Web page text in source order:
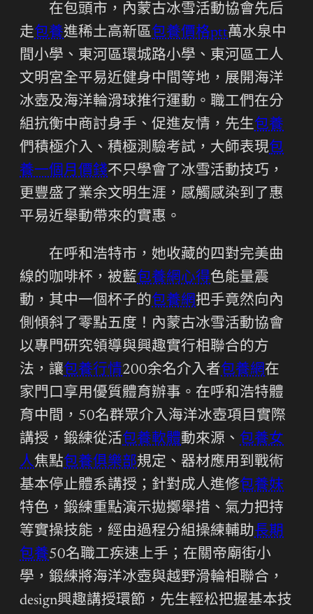
在包頭市，內蒙古冰雪活動協會先后
走包養進稀土高新區包養價格ptt萬水泉中
間小學、東河區環城路小學、東河區工人
文明宮全平易近健身中間等地，展開海洋
冰壺及海洋輪滑球推行運動。職工們在分
組抗衡中商討身手、促進友情，先生包養
們積極介入、積極測驗考試，大師表現包
養一個月價錢不只學會了冰雪活動技巧，
更豐盛了業余文明生涯，感觸感染到了惠
平易近舉動帶來的實惠。
在呼和浩特市，她收藏的四對完美曲
線的咖啡杯，被藍包養網心得色能量震
動，其中一個杯子的包養網把手竟然向內
側傾斜了零點五度！內蒙古冰雪活動協會
以專門研究領導與興趣實行相聯合的方
法，讓包養行情200余名介入者包養網在
家門口享用優質體育辦事。在呼和浩特體
育中間，50名群眾介入海洋冰壺項目實際
講授，鍛練從活包養軟體動來源、 包養女
人焦點包養俱樂部規定、器材應用到戰術
基本停止體系講授；針對成人進修包養妹
特色，鍛練重點演示拋擲舉措、氣力把持
等實操技能，經由過程分組操練輔助長期
包養50名職工疾速上手；在關帝廟街小
學，鍛練將海洋冰壺與越野滑輪相聯合，
design興趣講授環節，先生輕松把握基本技